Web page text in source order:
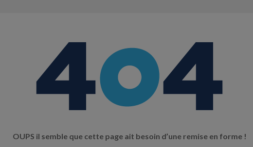
OUPS il semble que cette page ait besoin d’une remise en forme !